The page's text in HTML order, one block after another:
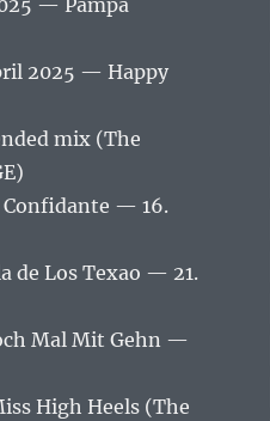
— Pampa
2025 — Happy
mix (The
Confidante — 16.
de Los Texao — 21.
Mal Mit Gehn —
High Heels (The